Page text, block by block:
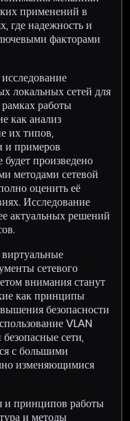
применений в
где надежность и
факторами
локальных сетей для
работы
как анализ
их типов,
и примеров
произведено
методами сетевой
оценить её
Исследование
актуальных решений
сетевого
внимания станут
как принципы
безопасности
VLAN
сети,
с большими
изменяющимися
и принципов работы
и методы